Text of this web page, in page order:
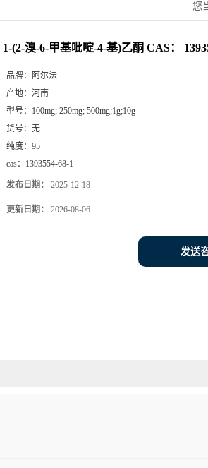
您
1-(2-溴-6-甲基吡啶-4-基)乙酮 CAS：
品牌：
阿尔法
产地： 河南
型号： 100mg; 250mg; 500mg;1g;10g
货号： 无
纯度： 95
cas： 1393554-68-1
发布日期： 2025-12-18
更新日期： 2026-08-06
发送